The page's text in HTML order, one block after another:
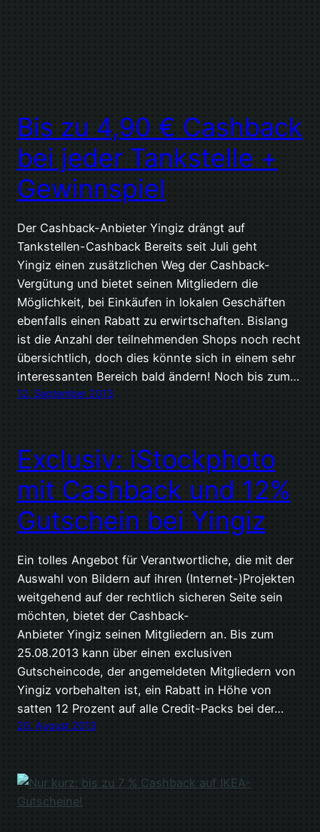
Bis zu 4,90 € Cashback
bei jeder Tankstelle +
Gewinnspiel
Der Cashback-Anbieter Yingiz drängt auf
Tankstellen-Cashback Bereits seit Juli geht
Yingiz einen zusätzlichen Weg der Cashback-
Vergütung und bietet seinen Mitgliedern die
Möglichkeit, bei Einkäufen in lokalen Geschäften
ebenfalls einen Rabatt zu erwirtschaften. Bislang
ist die Anzahl der teilnehmenden Shops noch recht
übersichtlich, doch dies könnte sich in einem sehr
interessanten Bereich bald ändern! Noch bis zum…
12. September 2013
Exclusiv: iStockphoto
mit Cashback und 12%
Gutschein bei Yingiz
Ein tolles Angebot für Verantwortliche, die mit der
Auswahl von Bildern auf ihren (Internet-)Projekten
weitgehend auf der rechtlich sicheren Seite sein
möchten, bietet der Cashback-
Anbieter Yingiz seinen Mitgliedern an. Bis zum
25.08.2013 kann über einen exclusiven
Gutscheincode, der angemeldeten Mitgliedern von
Yingiz vorbehalten ist, ein Rabatt in Höhe von
satten 12 Prozent auf alle Credit-Packs bei der…
20. August 2013